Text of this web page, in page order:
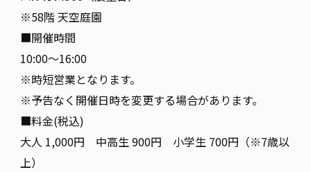
※58階 天空庭園
■開催時間
10:00〜16:00
※時短営業となります。
※予告なく開催日時を変更する場合があります。
■料金(税込)
大人 1,000円 中高生 900円 小学生 700円（※7歳以
上）